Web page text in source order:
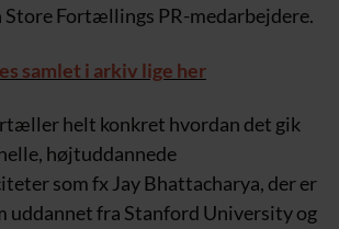
Fortællings PR-medarbejdere.
samlet i arkiv lige her
helt konkret hvordan det gik
højtuddannede
som fx Jay Bhattacharya, der er
uddannet fra Stanford University og